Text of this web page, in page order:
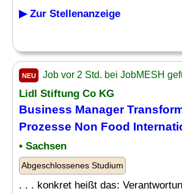
▶ Zur Stellenanzeige
NEU Job vor 2 Std. bei JobMESH
Lidl Stiftung Co KG
Business Manager
Prozesse Non Food
• Sachsen
Abgeschlossenes Studium
. . . konkret heißt das: